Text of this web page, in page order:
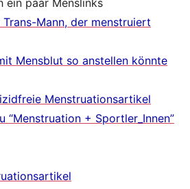
ein paar Menslinks
Mann, der menstruiert
Mensblut so anstellen könnte
Menstruationsartikel
“Menstruation + Sportler_Innen”